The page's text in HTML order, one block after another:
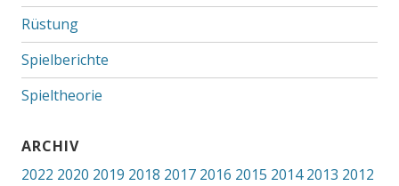
Rüstung
Spielberichte
Spieltheorie
ARCHIV
2022 2020 2019 2018 2017 2016 2015 2014 2013 2012